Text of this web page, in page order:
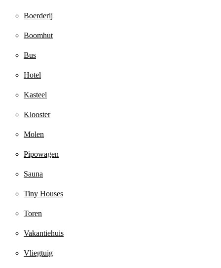
Boerderij
Boomhut
Bus
Hotel
Kasteel
Klooster
Molen
Pipowagen
Sauna
Tiny Houses
Toren
Vakantiehuis
Vliegtuig